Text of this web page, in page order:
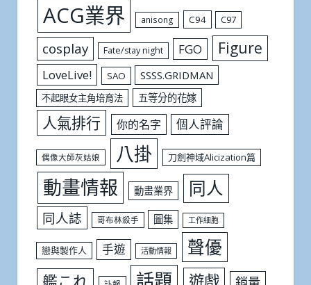
ACG業界 anisong C94 C97
cosplay Fate/stay night FGO Figure
LoveLive! SAO SSSS.GRIDMAN
不起眼女主角培育法 五等分的花嫁
人氣排行 你的名字 個人評論
偶像大師灰姑娘 八掛 刀劍神域Alicization篇
動畫情報 動畫業界 同人
同人誌 哥布林殺手 圖集 工作細胞
戀與製作人 手遊 活動情報 聲優
艦これ 話題